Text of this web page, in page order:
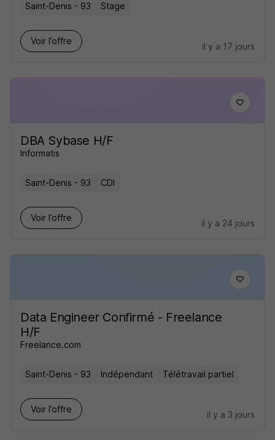
Saint-Denis - 93 Stage
Voir l’offre
il y a 17 jours
DBA Sybase H/F
Informatis
Saint-Denis - 93 CDI
Voir l’offre
il y a 24 jours
Data Engineer Confirmé - Freelance
H/F
Freelance.com
Saint-Denis - 93 Indépendant Télétravail partiel
Voir l’offre
il y a 3 jours